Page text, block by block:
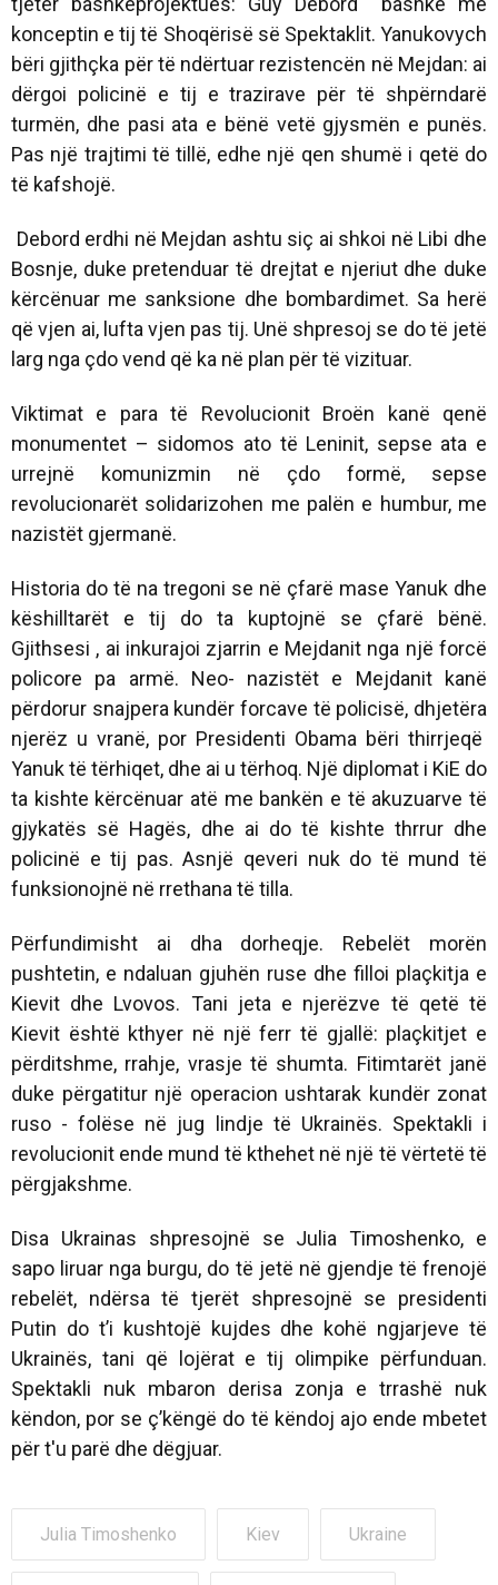
konceptin e tij të Shoqërisë së Spektaklit. Yanukovych
bëri gjithçka për të ndërtuar rezistencën në Mejdan: ai
dërgoi policinë e tij e trazirave për të shpërndarë
turmën, dhe pasi ata e bënë vetë gjysmën e punës.
Pas një trajtimi të tillë, edhe një qen shumë i qetë do
të kafshojë.
Debord erdhi në Mejdan ashtu siç ai shkoi në Libi dhe
Bosnje, duke pretenduar të drejtat e njeriut dhe duke
kërcënuar me sanksione dhe bombardimet. Sa herë
që vjen ai, lufta vjen pas tij. Unë shpresoj se do të jetë
larg nga çdo vend që ka në plan për të vizituar.
Viktimat e para të Revolucionit Broën kanë qenë
monumentet – sidomos ato të Leninit, sepse ata e
urrejnë komunizmin në çdo formë, sepse
revolucionarët solidarizohen me palën e humbur, me
nazistët gjermanë.
Historia do të na tregoni se në çfarë mase Yanuk dhe
këshilltarët e tij do ta kuptojnë se çfarë bënë.
Gjithsesi , ai inkurajoi zjarrin e Mejdanit nga një forcë
policore pa armë. Neo- nazistët e Mejdanit kanë
përdorur snajpera kundër forcave të policisë, dhjetëra
njerëz u vranë, por Presidenti Obama bëri thirrjeqë
Yanuk të tërhiqet, dhe ai u tërhoq. Një diplomat i KiE do
ta kishte kërcënuar atë me bankën e të akuzuarve të
gjykatës së Hagës, dhe ai do të kishte thrrur dhe
policinë e tij pas. Asnjë qeveri nuk do të mund të
funksionojnë në rrethana të tilla.
Përfundimisht ai dha dorheqje. Rebelët morën
pushtetin, e ndaluan gjuhën ruse dhe filloi plaçkitja e
Kievit dhe Lvovos. Tani jeta e njerëzve të qetë të
Kievit është kthyer në një ferr të gjallë: plaçkitjet e
përditshme, rrahje, vrasje të shumta. Fitimtarët janë
duke përgatitur një operacion ushtarak kundër zonat
ruso - folëse në jug lindje të Ukrainës. Spektakli i
revolucionit ende mund të kthehet në një të vërtetë të
përgjakshme.
Disa Ukrainas shpresojnë se Julia Timoshenko, e
sapo liruar nga burgu, do të jetë në gjendje të frenojë
rebelët, ndërsa të tjerët shpresojnë se presidenti
Putin do t’i kushtojë kujdes dhe kohë ngjarjeve të
Ukrainës, tani që lojërat e tij olimpike përfunduan.
Spektakli nuk mbaron derisa zonja e trrashë nuk
këndon, por se ç’këngë do të këndoj ajo ende mbetet
për t'u parë dhe dëgjuar.
Julia Timoshenko Kiev Ukraine